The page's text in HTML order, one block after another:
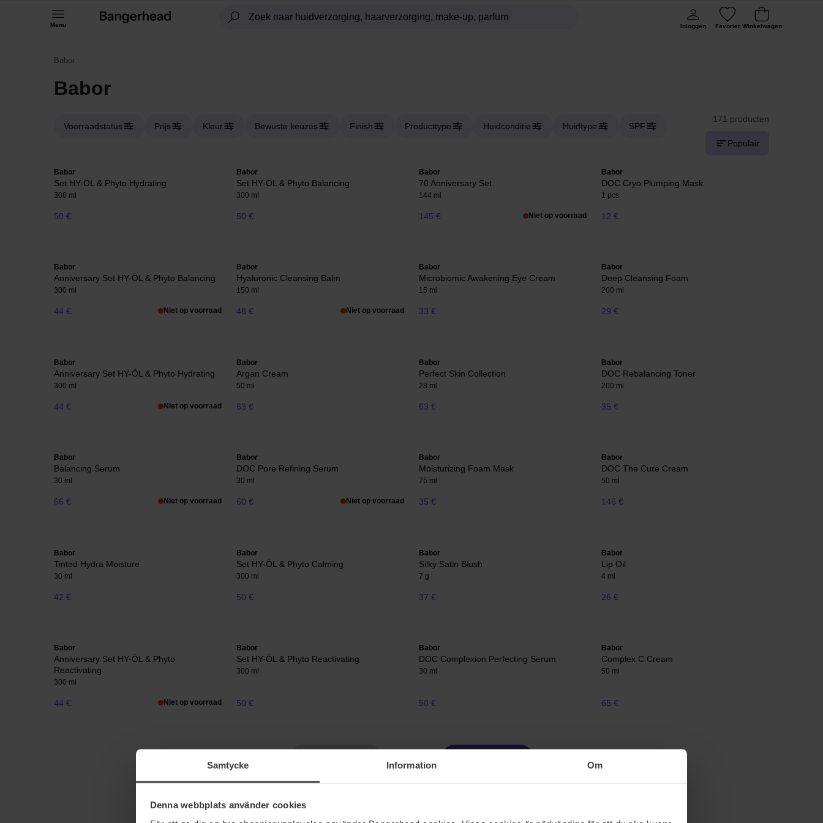
Samtycke Information Om
Denna webbplats använder cookies
Menu Inloggen Favoriet Winkelwagen
Babor
Babor
Voorraadstatus Prijs Kleur Bewuste keuzes Finish Producttype Huidconditie Huidtype SPF
171 producten
Populair
Babor
Set HY-ÖL & Phyto Hydrating
300 ml
50 €
Babor
Set HY-ÖL & Phyto Balancing
300 ml
50 €
Babor
70 Anniversary Set
144 ml
145 € Niet op voorraad
Babor
DOC Cryo Plumping Mask
1 pcs
12 €
Babor
Anniversary Set HY-ÖL & Phyto Balancing
300 ml
44 € Niet op voorraad
Babor
Hyaluronic Cleansing Balm
150 ml
48 € Niet op voorraad
Babor
Microbiomic Awakening Eye Cream
15 ml
33 €
Babor
Deep Cleansing Foam
200 ml
29 €
Babor
Anniversary Set HY-ÖL & Phyto Hydrating
300 ml
44 € Niet op voorraad
Babor
Argan Cream
50 ml
63 €
Babor
Perfect Skin Collection
28 ml
63 €
Babor
DOC Rebalancing Toner
200 ml
35 €
Babor
Balancing Serum
30 ml
66 € Niet op voorraad
Babor
DOC Pore Refining Serum
30 ml
60 € Niet op voorraad
Babor
Moisturizing Foam Mask
75 ml
35 €
Babor
DOC The Cure Cream
50 ml
146 €
Babor
Tinted Hydra Moisture
30 ml
42 €
Babor
Set HY-ÖL & Phyto Calming
300 ml
50 €
Babor
Silky Satin Blush
7 g
37 €
Babor
Lip Oil
4 ml
26 €
Babor
Anniversary Set HY-ÖL & Phyto
Reactivating
300 ml
44 € Niet op voorraad
Babor
Set HY-ÖL & Phyto Reactivating
300 ml
50 €
Babor
DOC Complexion Perfecting Serum
30 ml
50 €
Babor
Complex C Cream
50 ml
65 €